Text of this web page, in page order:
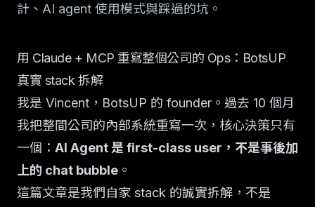
計、AI agent 使用模式與踩過的坑。
用 Claude + MCP 重寫整個公司的 Ops：BotsUP
真實 stack 拆解
我是 Vincent，BotsUP 的 founder。過去 10 個月
我把整間公司的內部系統重寫一次，核心決策只有
一個： AI Agent 是 first-class user，不是事後加
上的 chat bubble 。
這篇文章是我們自家 stack 的誠實拆解，不是